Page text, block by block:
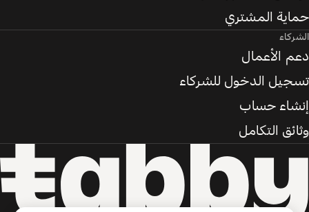
حماية المشتري
الشركاء
دعم الأعمال
تسجيل الدخول للشركاء
إنشاء حساب
وثائق التكامل